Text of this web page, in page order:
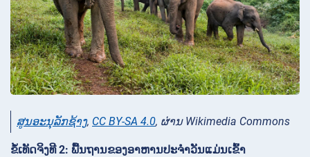
ສູນອະນຸລັກຊ້າງ, CC BY-SA 4.0, ຜ່ານ Wikimedia Commons
ຂໍ້ເທັດຈິງທີ 2: ພື້ນຖານຂອງອາຫານປະຈໍາວັນແມ່ນເຂົ້າ